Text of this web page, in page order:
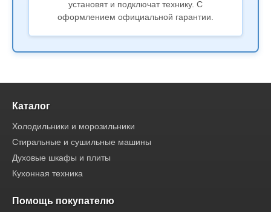
установят и подключат технику. С
оформлением официальной гарантии.
Каталог
Холодильники и морозильники
Стиральные и сушильные машины
Духовые шкафы и плиты
Кухонная техника
Помощь покупателю